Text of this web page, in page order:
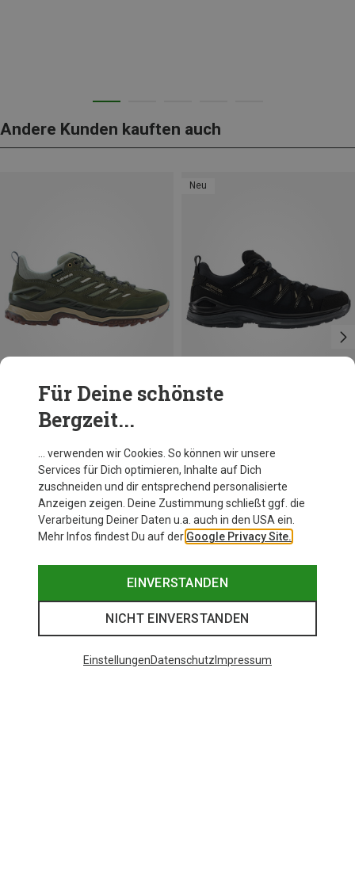
Andere Kunden kauften auch
Du sparst bis 28%
Neu
Lowa
Damen Innox Evo II GTX Schuhe
164,95 €
41
Für Deine schönste
Bergzeit...
… verwenden wir Cookies. So können wir unsere
Services für Dich optimieren, Inhalte auf Dich
zuschneiden und dir entsprechend personalisierte
Anzeigen zeigen. Deine Zustimmung schließt ggf. die
Verarbeitung Deiner Daten u.a. auch in den USA ein.
Mehr Infos findest Du auf der Google Privacy Site.
EINVERSTANDEN
NICHT EINVERSTANDEN
EinstellungenDatenschutz Impressum